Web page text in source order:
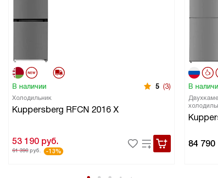
В наличии 5 (3)
Холодильник
Kuppersberg RFCN 2016 X
53 190 руб.
61 390 руб. -13%
В
84 790